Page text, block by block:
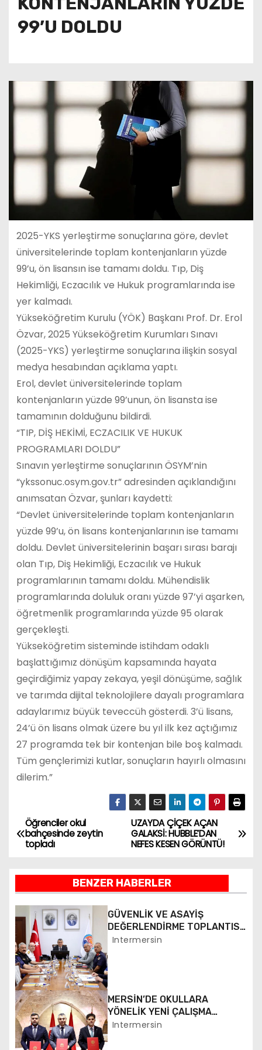
99’U DOLDU
2025-YKS yerleştirme sonuçlarına göre, devlet
üniversitelerinde toplam kontenjanların yüzde
99’u, ön lisansın ise tamamı doldu. Tıp, Diş
Hekimliği, Eczacılık ve Hukuk programlarında ise
yer kalmadı.
Yükseköğretim Kurulu (YÖK) Başkanı Prof. Dr. Erol
Özvar, 2025 Yükseköğretim Kurumları Sınavı
(2025-YKS) yerleştirme sonuçlarına ilişkin sosyal
medya hesabından açıklama yaptı.
Erol, devlet üniversitelerinde toplam
kontenjanların yüzde 99’unun, ön lisansta ise
tamamının dolduğunu bildirdi.
“TIP, DİŞ HEKİMİ, ECZACILIK VE HUKUK
PROGRAMLARI DOLDU”
Sınavın yerleştirme sonuçlarının ÖSYM’nin
“ykssonuc.osym.gov.tr” adresinden açıklandığını
anımsatan Özvar, şunları kaydetti:
“Devlet üniversitelerinde toplam kontenjanların
yüzde 99’u, ön lisans kontenjanlarının ise tamamı
doldu. Devlet üniversitelerinin başarı sırası barajı
olan Tıp, Diş Hekimliği, Eczacılık ve Hukuk
programlarının tamamı doldu. Mühendislik
programlarında doluluk oranı yüzde 97’yi aşarken,
öğretmenlik programlarında yüzde 95 olarak
gerçekleşti.
Yükseköğretim sisteminde istihdam odaklı
başlattığımız dönüşüm kapsamında hayata
geçirdiğimiz yapay zekaya, yeşil dönüşüme, sağlık
ve tarımda dijital teknolojilere dayalı programlara
adaylarımız büyük teveccüh gösterdi. 3’ü lisans,
24’ü ön lisans olmak üzere bu yıl ilk kez açtığımız
27 programda tek bir kontenjan bile boş kalmadı.
Tüm gençlerimizi kutlar, sonuçların hayırlı olmasını
dilerim.”
Y
z
ı
g
e
z
i
n
UZAYDA ÇİÇEK AÇAN
GALAKSİ: HUBBLE’DAN
NEFES KESEN GÖRÜNTÜ!
Öğrenciler okul
bahçesinde zeytin
topladı
BENZER HABERLER
GÜVENLİK VE ASAYİŞ
DEĞERLENDİRME TOPLANTISI
YAPILDI
Intermersin
MERSİN’DE OKULLARA
YÖNELİK YENİ ÇALIŞMA
BAŞLATILDI
Intermersin